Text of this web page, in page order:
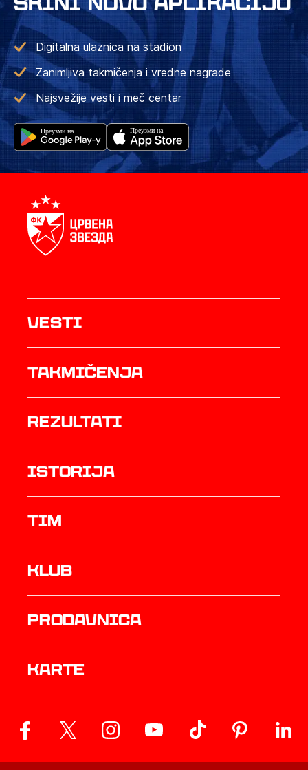
Digitalna ulaznica na stadion
Zanimljiva takmičenja i vredne nagrade
Najsvežije vesti i meč centar
Vesti
Takmičenja
rezultati
istorija
TIM
Klub
prodavnica
Karte